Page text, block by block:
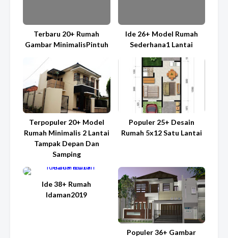
Terbaru 20+ Rumah
Gambar MinimalisPintuh
Ide 26+ Model Rumah
Sederhana1 Lantai
Terpopuler 20+ Model
Rumah Minimalis 2 Lantai
Tampak Depan Dan
Samping
Populer 25+ Desain
Rumah 5x12 Satu Lantai
Ide 38+ Rumah
Idaman2019
Populer 36+ Gambar